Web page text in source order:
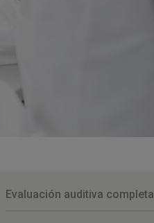
Evaluación auditiva completa